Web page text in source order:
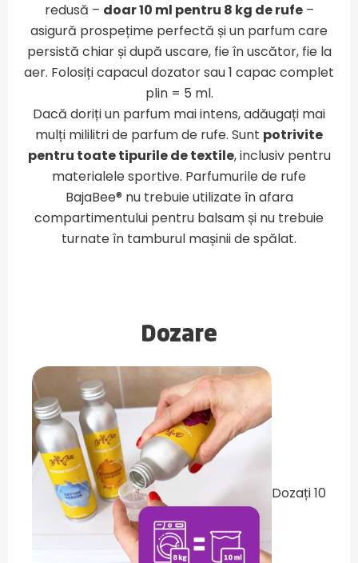
redusă – doar 10 ml pentru 8 kg de rufe–
asigură prospețime perfectă și un parfum care
persistă chiar și după uscare, fie în uscător, fie la
aer. Folosiți capacul dozator sau 1 capac complet
plin = 5 ml.
Dacă doriți un parfum mai intens, adăugați mai
mulți mililitri de parfum de rufe. Sunt potrivite
pentru toate tipurile de textile, inclusiv pentru
materialele sportive. Parfumurile de rufe
BajaBee® nu trebuie utilizate în afara
compartimentului pentru balsam și nu trebuie
turnate în tamburul mașinii de spălat.
Dozare
Dozați 10